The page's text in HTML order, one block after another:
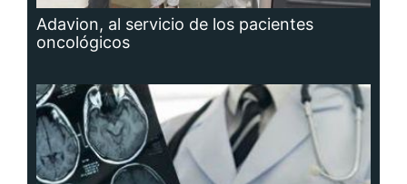
Adavion, al servicio de los pacientes
oncológicos